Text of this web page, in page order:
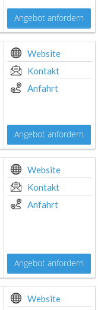
Angebot anfordern
Website
Kontakt
Anfahrt
Angebot anfordern
Website
Kontakt
Anfahrt
Angebot anfordern
Website